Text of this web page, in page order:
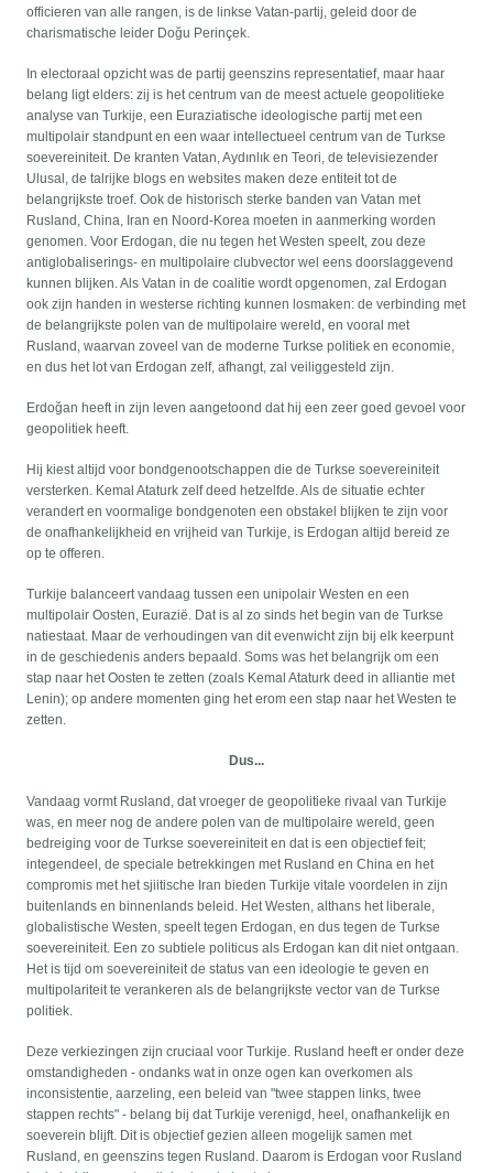
officieren van alle rangen, is de linkse Vatan-partij, geleid door de
charismatische leider Doğu Perinçek.
In electoraal opzicht was de partij geenszins representatief, maar haar
belang ligt elders: zij is het centrum van de meest actuele geopolitieke
analyse van Turkije, een Euraziatische ideologische partij met een
multipolair standpunt en een waar intellectueel centrum van de Turkse
soevereiniteit. De kranten Vatan, Aydınlık en Teori, de televisiezender
Ulusal, de talrijke blogs en websites maken deze entiteit tot de
belangrijkste troef. Ook de historisch sterke banden van Vatan met
Rusland, China, Iran en Noord-Korea moeten in aanmerking worden
genomen. Voor Erdogan, die nu tegen het Westen speelt, zou deze
antiglobaliserings- en multipolaire clubvector wel eens doorslaggevend
kunnen blijken. Als Vatan in de coalitie wordt opgenomen, zal Erdogan
ook zijn handen in westerse richting kunnen losmaken: de verbinding met
de belangrijkste polen van de multipolaire wereld, en vooral met
Rusland, waarvan zoveel van de moderne Turkse politiek en economie,
en dus het lot van Erdogan zelf, afhangt, zal veiliggesteld zijn.
Erdoğan heeft in zijn leven aangetoond dat hij een zeer goed gevoel voor
geopolitiek heeft.
Hij kiest altijd voor bondgenootschappen die de Turkse soevereiniteit
versterken. Kemal Ataturk zelf deed hetzelfde. Als de situatie echter
verandert en voormalige bondgenoten een obstakel blijken te zijn voor
de onafhankelijkheid en vrijheid van Turkije, is Erdogan altijd bereid ze
op te offeren.
Turkije balanceert vandaag tussen een unipolair Westen en een
multipolair Oosten, Eurazië. Dat is al zo sinds het begin van de Turkse
natiestaat. Maar de verhoudingen van dit evenwicht zijn bij elk keerpunt
in de geschiedenis anders bepaald. Soms was het belangrijk om een
stap naar het Oosten te zetten (zoals Kemal Ataturk deed in alliantie met
Lenin); op andere momenten ging het erom een stap naar het Westen te
zetten.
Dus...
Vandaag vormt Rusland, dat vroeger de geopolitieke rivaal van Turkije
was, en meer nog de andere polen van de multipolaire wereld, geen
bedreiging voor de Turkse soevereiniteit en dat is een objectief feit;
integendeel, de speciale betrekkingen met Rusland en China en het
compromis met het sjiitische Iran bieden Turkije vitale voordelen in zijn
buitenlands en binnenlands beleid. Het Westen, althans het liberale,
globalistische Westen, speelt tegen Erdogan, en dus tegen de Turkse
soevereiniteit. Een zo subtiele politicus als Erdogan kan dit niet ontgaan.
Het is tijd om soevereiniteit de status van een ideologie te geven en
multipolariteit te verankeren als de belangrijkste vector van de Turkse
politiek.
Deze verkiezingen zijn cruciaal voor Turkije. Rusland heeft er onder deze
omstandigheden - ondanks wat in onze ogen kan overkomen als
inconsistentie, aarzeling, een beleid van "twee stappen links, twee
stappen rechts" - belang bij dat Turkije verenigd, heel, onafhankelijk en
soeverein blijft. Dit is objectief gezien alleen mogelijk samen met
Rusland, en geenszins tegen Rusland. Daarom is Erdogan voor Rusland